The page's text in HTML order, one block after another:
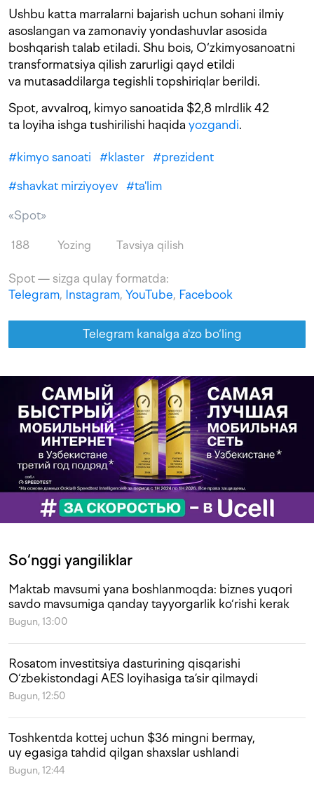
Ushbu katta marralarni bajarish uchun sohani ilmiy
asoslangan va zamonaviy yondashuvlar asosida
boshqarish talab etiladi. Shu bois, O‘zkimyosanoatni
transformatsiya qilish zarurligi qayd etildi
va mutasaddilarga tegishli topshiriqlar berildi.
Spot, avvalroq, kimyo sanoatida $2,8 mlrdlik 42
ta loyiha ishga tushirilishi haqida yozgandi.
#kimyo sanoati #klaster #prezident
#shavkat mirziyoyev #ta'lim
«Spot»
188 Yozing Tavsiya qilish
Spot — sizga qulay formatda:
Telegram, Instagram, YouTube, Facebook
Telegram kanalga a'zo bo‘ling
So‘nggi yangiliklar
Maktab mavsumi yana boshlanmoqda: biznes yuqori
savdo mavsumiga qanday tayyorgarlik ko‘rishi kerak
Bugun, 13:00
Rosatom investitsiya dasturining qisqarishi
O‘zbekistondagi AES loyihasiga ta’sir qilmaydi
Bugun, 12:50
Toshkentda kottej uchun $36 mingni bermay,
uy egasiga tahdid qilgan shaxslar ushlandi
Bugun, 12:44